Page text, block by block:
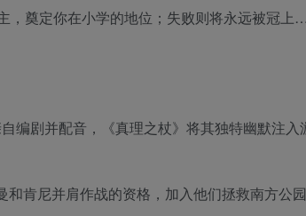
，奠定你在小学的地位；失败则将永远被冠上…
编剧并配音，《真理之杖》将其独特幽默注入
肯尼并肩作战的资格，加入他们拯救南方公园